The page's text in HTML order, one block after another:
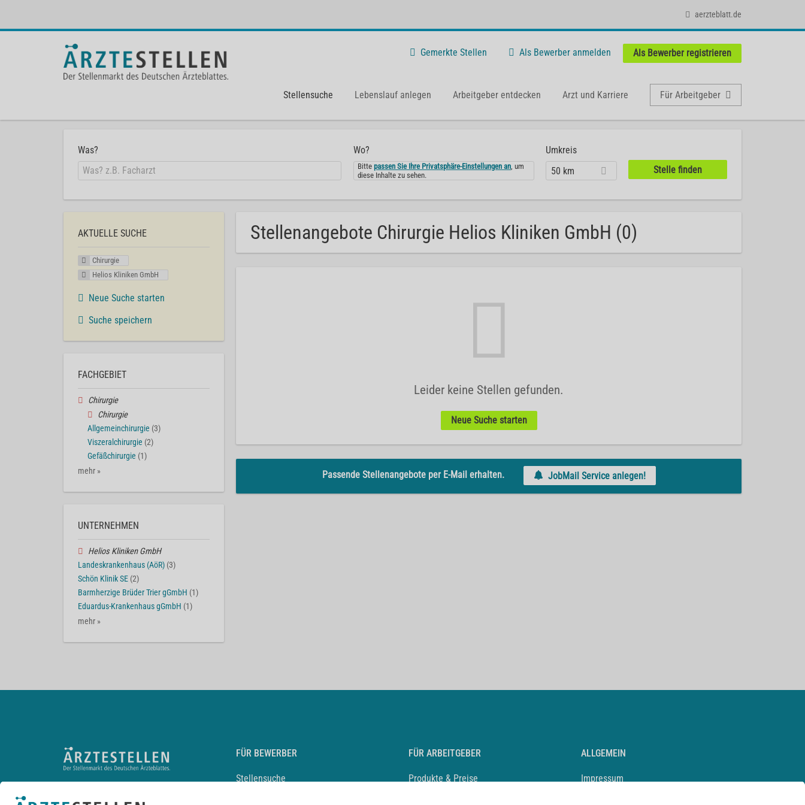
aerzteblatt.de
Gemerkte Stellen Als Bewerber anmelden Als Bewerber registrieren
Stellensuche Lebenslauf anlegen Arbeitgeber entdecken Arzt und Karriere Für Arbeitgeber
Was? Wo?
Bittepassen Sie Ihre Privatsphäre-Einstellungen an, um
diese Inhalte zu sehen.
Umkreis
50 km
Stellenangebote Chirurgie Helios Kliniken GmbH (0)
Leider keine Stellen gefunden.
Neue Suche starten
Passende Stellenangebote per E-Mail erhalten. JobMail Service anlegen!
AKTUELLE SUCHE
Chirurgie
Helios Kliniken GmbH
Neue Suche starten
Suche speichern
FACHGEBIET
Chirurgie
Chirurgie
Allgemeinchirurgie (3)
Viszeralchirurgie (2)
Gefäßchirurgie (1)
mehr »
UNTERNEHMEN
Helios Kliniken GmbH
Landeskrankenhaus (AöR) (3)
Schön Klinik SE (2)
Barmherzige Brüder Trier gGmbH (1)
Eduardus-Krankenhaus gGmbH (1)
mehr »
FÜR BEWERBER
Stellensuche
FÜR ARBEITGEBER
Produkte & Preise
ALLGEMEIN
Impressum